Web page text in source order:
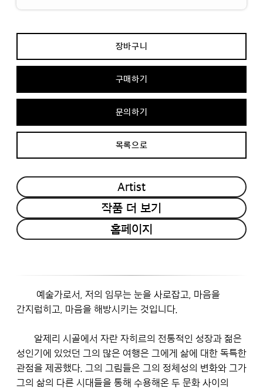
장바구니
구매하기
문의하기
목록으로
Artist
작품 더 보기
홈페이지
예술가로서, 저의 임무는 눈을 사로잡고, 마음을
간지럽히고, 마음을 해방시키는 것입니다.
알제리 시골에서 자란 자히르의 전통적인 성장과 젊은
성인기에 있었던 그의 많은 여행은 그에게 삶에 대한 독특한
관점을 제공했다. 그의 그림들은 그의 정체성의 변화와 그가
그의 삶의 다른 시대들을 통해 수용해온 두 문화 사이의